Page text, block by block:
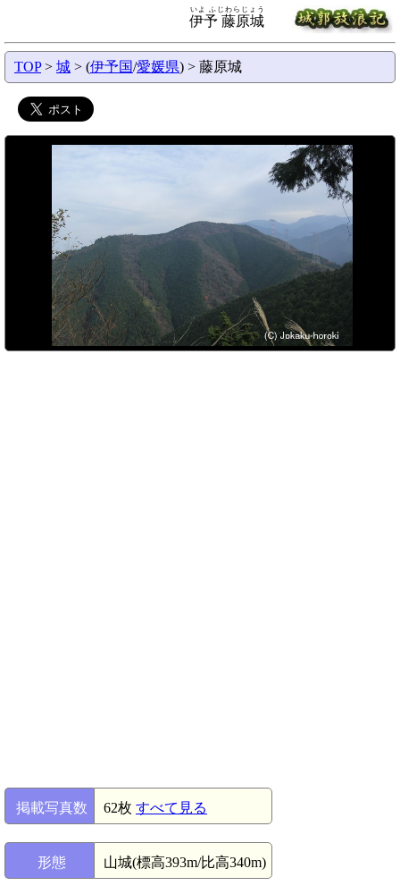
伊予 藤原城
いよ ふじわらじょう
TOP> 城 > (伊予国/愛媛県) > 藤原城
掲載写真数 62枚 すべて見る
形態 山城(標高393m/比高340m)